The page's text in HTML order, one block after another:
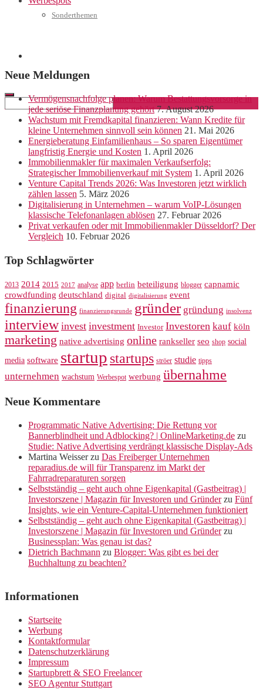
Sonderthemen
Neue Meldungen
Vermögensnachfolge planen: Warum Bestattungsvorsorge in
jede seriöse Finanzplanung gehört 7. August 2026
Wachstum mit Fremdkapital finanzieren: Wann Kredite für
kleine Unternehmen sinnvoll sein können 21. Mai 2026
Energieberatung Einfamilienhaus – So sparen Eigentümer
langfristig Energie und Kosten 1. April 2026
Immobilienmakler für maximalen Verkaufserfolg:
Strategischer Immobilienverkauf mit System 1. April 2026
Venture Capital Trends 2026: Was Investoren jetzt wirklich
zählen lassen 5. März 2026
Digitalisierung in Unternehmen – warum VoIP-Lösungen
klassische Telefonanlagen ablösen 27. Februar 2026
Privat verkaufen oder mit Immobilienmakler Düsseldorf? Der
Vergleich 10. Februar 2026
Top Schlagwörter
2013 2014 2015 2017 analyse app berlin beteiligung blogger capnamic
crowdfunding deutschland digital digitalisierung event
finanzierung finanzierungsrunde gründer gründung insolvenz
interview invest investment Investor Investoren kauf köln
marketing native advertising online rankseller seo shop social
media software startup startups ströer studie tipps
unternehmen wachstum Werbespot werbung übernahme
Neue Kommentare
Programmatic Native Advertising: Die Rettung vor
Bannerblindheit und Adblocking? | OnlineMarketing.de zu
Studie: Native Advertising verdrängt klassische Display-Ads
Martina Weisserzu Das Freiberger Unternehmen
reparadius.de will für Transparenz im Markt der
Fahrradreparaturen sorgen
Selbstständig – geht auch ohne Eigenkapital (Gastbeitrag) |
Investorszene | Magazin für Investoren und Gründerzu Fünf
Insights, wie ein Venture-Capital-Unternehmen funktioniert
Selbstständig – geht auch ohne Eigenkapital (Gastbeitrag) |
Investorszene | Magazin für Investoren und Gründerzu
Businessplan: Was genau ist das?
Dietrich Bachmann zu Blogger: Was gibt es bei der
Buchhaltung zu beachten?
Informationen
Startseite
Werbung
Kontaktformular
Datenschutzerklärung
Impressum
Startupbrett & SEO Freelancer
SEO Agentur Stuttgart